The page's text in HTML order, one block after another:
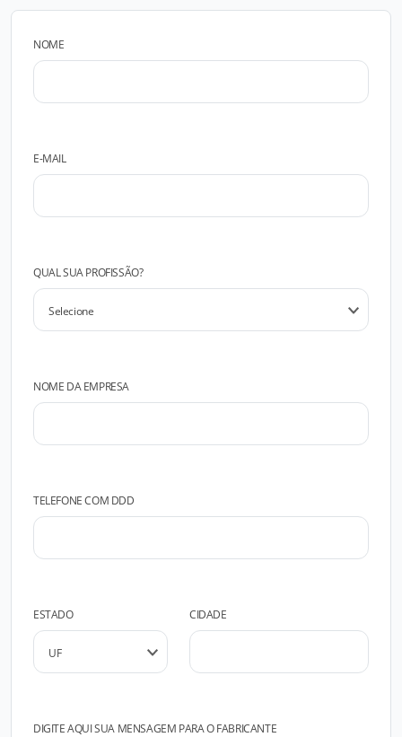
NOME
E-MAIL
QUAL SUA PROFISSÃO?
NOME DA EMPRESA
TELEFONE COM DDD
ESTADO CIDADE
DIGITE AQUI SUA MENSAGEM PARA O FABRICANTE